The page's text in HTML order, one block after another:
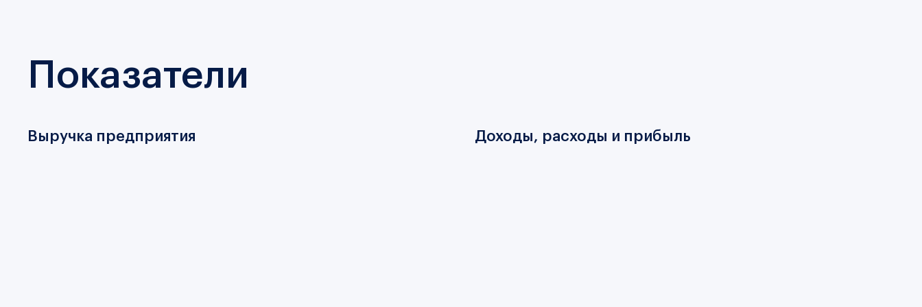
Показатели
Выручка предприятия Доходы, расходы и прибыль